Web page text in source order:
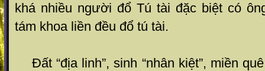
khá nhiều người đổ Tú tài đặc biệt có
tám khoa liền đều đổ tú tài.
Đất “địa linh”, sinh “nhân kiệt”, miền